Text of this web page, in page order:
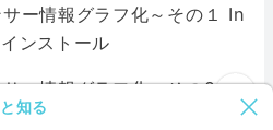
知る
ー情報グラフ化～その１ In
ンストール
ー情報グラフ化～その2 セ
に投入！